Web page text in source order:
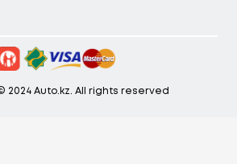
2024 Auto.kz. All rights reserved